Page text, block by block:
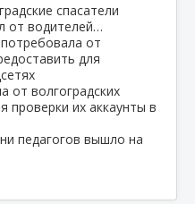
спасатели
от водителей…
от
для
педагогов вышло на